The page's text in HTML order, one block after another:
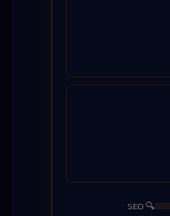
🔍 SEO